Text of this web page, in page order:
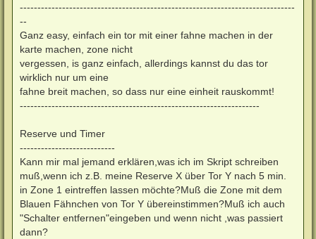
------------------------------------------------------------------------------
--
Ganz easy, einfach ein tor mit einer fahne machen in der
karte machen, zone nicht
vergessen, is ganz einfach, allerdings kannst du das tor
wirklich nur um eine
fahne breit machen, so dass nur eine einheit rauskommt!
--------------------------------------------------------------------
Reserve und Timer
---------------------------
Kann mir mal jemand erklären,was ich im Skript schreiben
muß,wenn ich z.B. meine Reserve X über Tor Y nach 5 min.
in Zone 1 eintreffen lassen möchte?Muß die Zone mit dem
Blauen Fähnchen von Tor Y übereinstimmen?Muß ich auch
"Schalter entfernen"eingeben und wenn nicht ,was passiert
dann?